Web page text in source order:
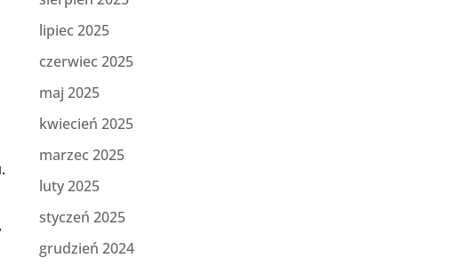
lipiec 2025
czerwiec 2025
maj 2025
kwiecień 2025
marzec 2025
luty 2025
styczeń 2025
grudzień 2024